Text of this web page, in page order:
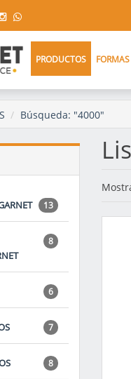
PRODUCTOS
Búsqueda: "4000"
13
8
6
7
8